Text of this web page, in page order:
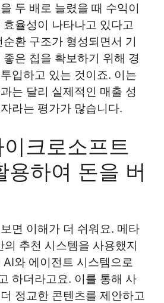
두 배로 늘렸을 때 수익이
율성이 나타나고 있다고
환 구조가 형성되면서 기
은 칩을 확보하기 위해 경
입하고 있는 것이죠. 이는
는 달리 실제적인 매출 성
라는 평가가 많습니다.
크로소프트
용하여 돈을 버
면 이해가 더 쉬워요. 메타
의 추천 시스템을 사용했지
와 에이전트 시스템으로
하더라고요. 이를 통해 사
정교한 콘텐츠를 제안하고